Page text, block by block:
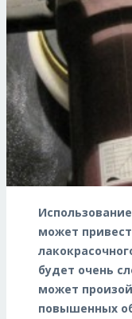
может
будет очень
может
повышенных